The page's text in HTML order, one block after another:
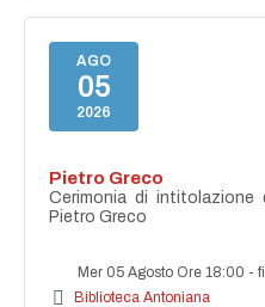
AGO
05
2026
Pietro Greco
Cerimonia di intitolazione
Pietro Greco
Mer 05 Agosto Ore 18:00 -
Biblioteca Antoniana